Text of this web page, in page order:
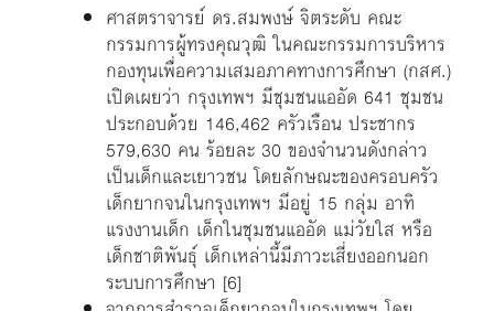
ศาสตราจารย์ ดร.สมพงษ์ จิตระดับ คณะ
กรรมการผู้ทรงคุณวุฒิ ในคณะกรรมการบริหาร
กองทุนเพื่อความเสมอภาคทางการศึกษา (กสศ.)
เปิดเผยว่า กรุงเทพฯ มีชุมชนแออัด 641 ชุมชน
ประกอบด้วย 146,462 ครัวเรือน ประชากร
579,630 คน ร้อยละ 30 ของจำนวนดังกล่าว
เป็นเด็กและเยาวชน โดยลักษณะของครอบครัว
เด็กยากจนในกรุงเทพฯ มีอยู่ 15 กลุ่ม อาทิ
แรงงานเด็ก เด็กในชุมชนแออัด แม่วัยใส หรือ
เด็กชาติพันธุ์ เด็กเหล่านี้มีภาวะเสี่ยงออกนอก
ระบบการศึกษา [6]